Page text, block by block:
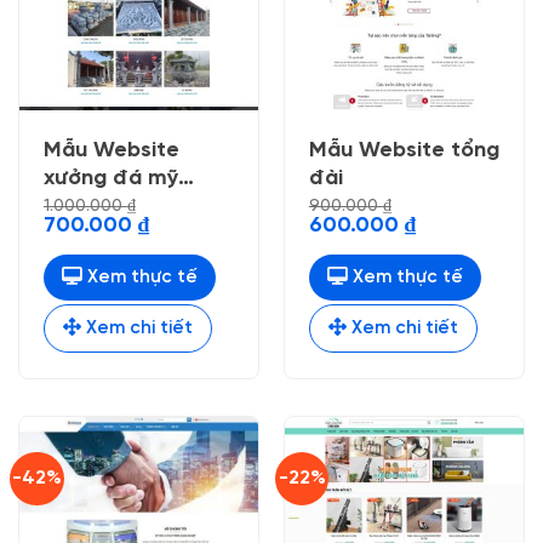
Mẫu Website
xưởng đá mỹ
nghệ
1.000.000₫
Giá
là:
1.000.000 ₫.
700.000 ₫Giá
hiện
tại
là:
700.000 ₫.
Xem thực tế
Xem chi tiết
Mẫu Website tổng
đài
900.000₫
Giá
là:
900.000 ₫.
600.000 ₫Giá
hiện
tại
là:
600.000 ₫.
Xem thực tế
Xem chi tiết
-42% -22%